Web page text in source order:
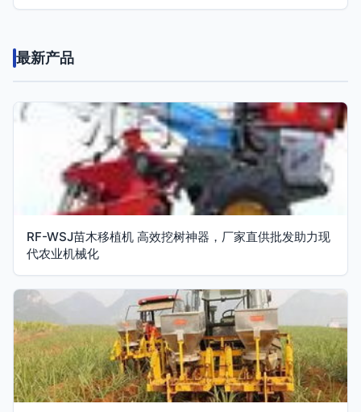
最新产品
RF-WSJ苗木移植机 高效挖树神器，厂家直供批发助力现
代农业机械化